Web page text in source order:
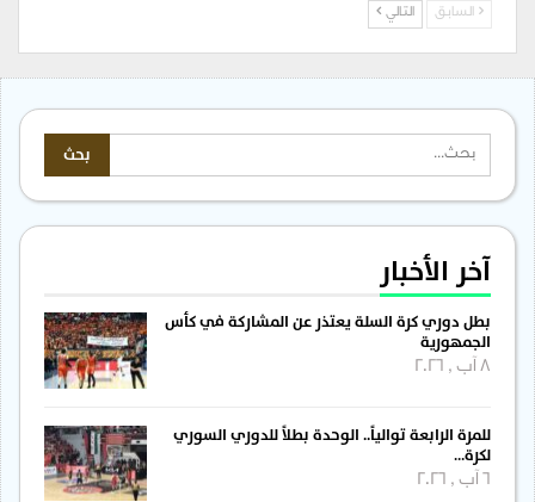
السابق التالي
آخر الأخبار
بطل دوري كرة السلة يعتذر عن المشاركة في كأس
الجمهورية
للمرة الرابعة توالياً.. الوحدة بطلاً للدوري السوري
لكرة…